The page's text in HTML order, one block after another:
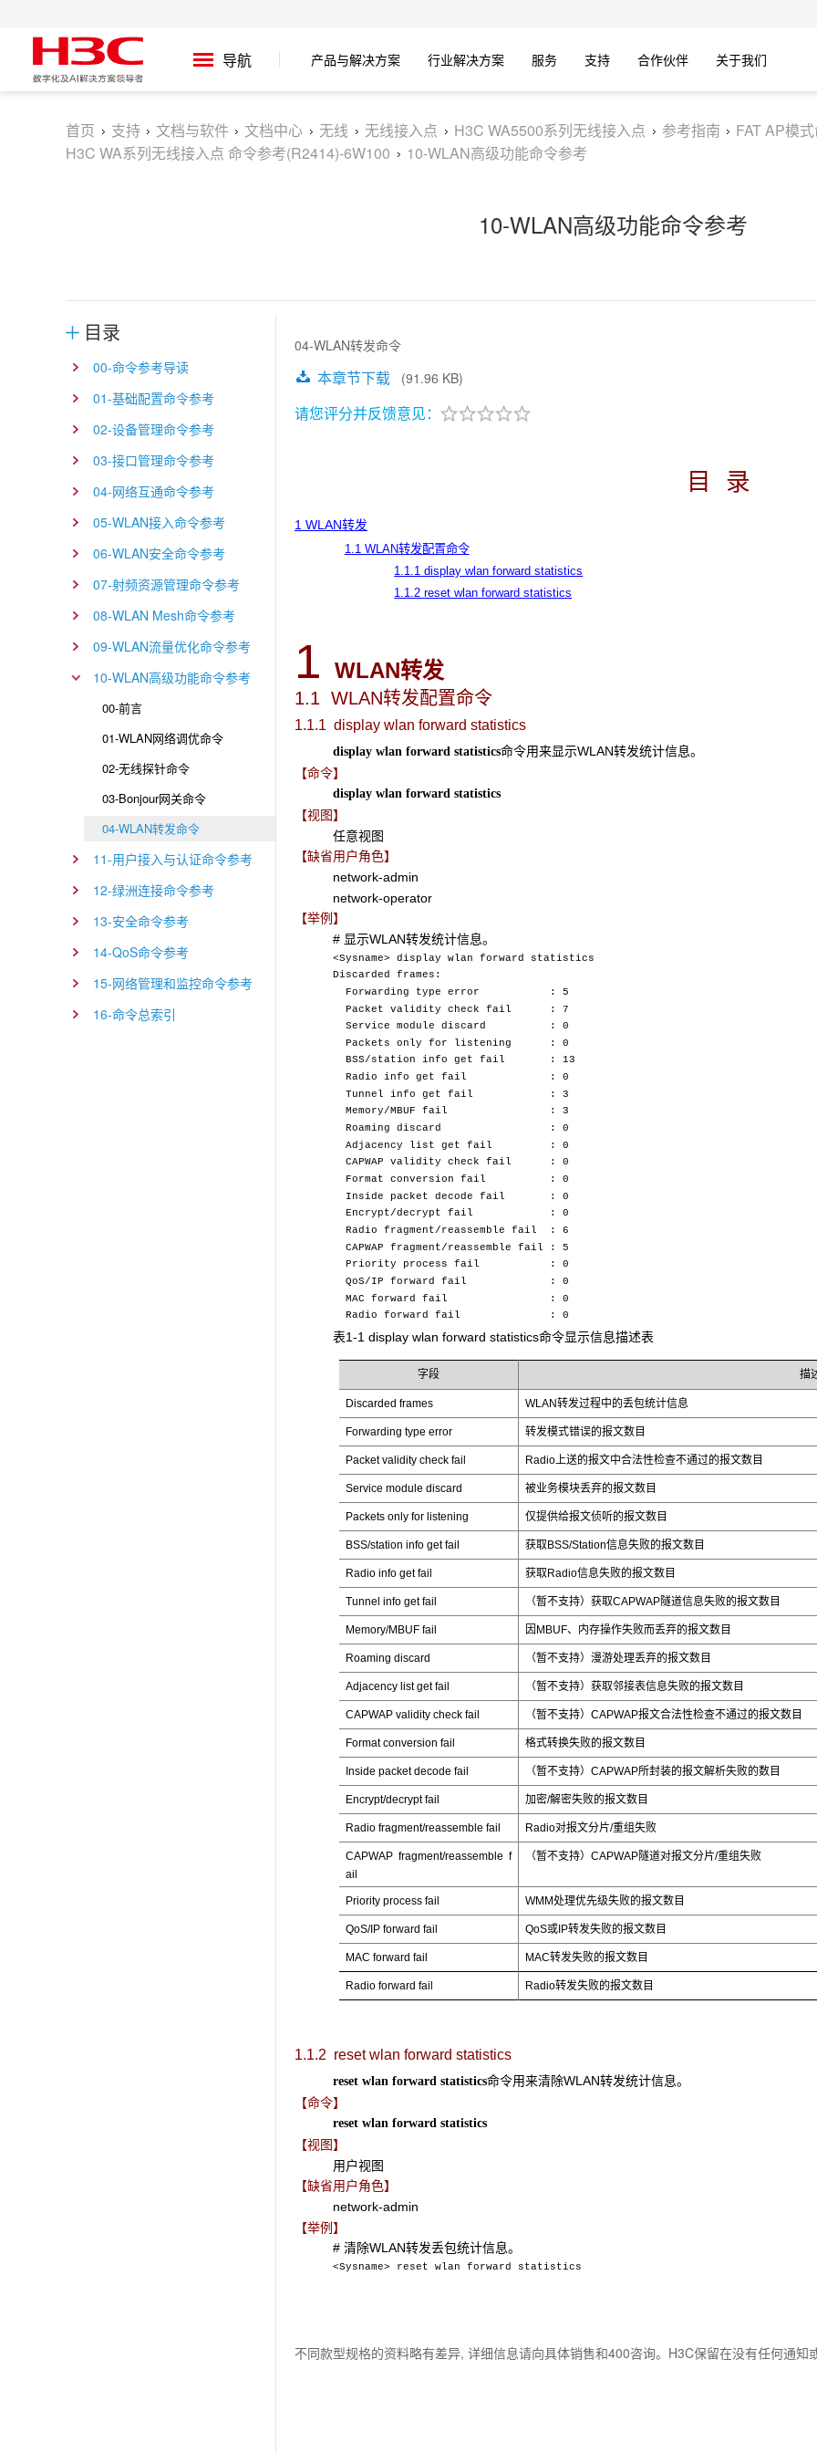
导航 产品与解决方案 行业解决方案 服务 支持 合作伙伴 关于我们
首页 支持 文档与软件 文档中心 无线 无线接入点 H3C WA5500系列无线接入点 参考指南
FAT AP模
H3C WA系列无线接入点 命令参考(R2414)-6W100
10-WLAN高级功能命令参考
10-WLAN高级功能命令参考
目录
00-命令参考导读
01-基础配置命令参考
02-设备管理命令参考
03-接口管理命令参考
04-网络互通命令参考
05-WLAN接入命令参考
06-WLAN安全命令参考
07-射频资源管理命令参考
08-WLAN Mesh命令参考
09-WLAN流量优化命令参考
10-WLAN高级功能命令参考
00-前言
01-WLAN网络调优命令
02-无线探针命令
03-Bonjour网关命令
04-WLAN转发命令
11-用户接入与认证命令参考
12-绿洲连接命令参考
13-安全命令参考
14-QoS命令参考
15-网络管理和监控命令参考
16-命令总索引
04-WLAN转发命令
本章节下载 (91.96 KB)
请您评分并反馈意见：
目 录
1 WLAN转发
1.1 WLAN转发配置命令
1.1.1 display wlan forward statistics
1.1.2 reset wlan forward statistics
1 WLAN转发
1.1 WLAN转发配置命令
1.1.1 display wlan forward statistics
display wlan forward statistics命令用来显示WLAN转发统计信息。
【命令】
display wlan forward statistics
【视图】
任意视图
【缺省用户角色】
network-admin
network-operator
【举例】
# 显示WLAN转发统计信息。
<Sysname> display wlan forward statistics
Discarded frames:
Forwarding type error : 5
Packet validity check fail : 7
Service module discard : 0
Packets only for listening : 0
BSS/station info get fail : 13
Radio info get fail : 0
Tunnel info get fail : 3
Memory/MBUF fail : 3
Roaming discard : 0
Adjacency list get fail : 0
CAPWAP validity check fail : 0
Format conversion fail : 0
Inside packet decode fail : 0
Encrypt/decrypt fail : 0
Radio fragment/reassemble fail : 6
CAPWAP fragment/reassemble fail : 5
Priority process fail : 0
QoS/IP forward fail : 0
MAC forward fail : 0
Radio forward fail : 0
表1-1 display wlan forward statistics命令显示信息描述表
字段 描
Discarded frames WLAN转发过程中的丢包统计信息
Forwarding type error 转发模式错误的报文数目
Packet validity check fail Radio上送的报文中合法性检查不通过的报文数目
Service module discard 被业务模块丢弃的报文数目
Packets only for listening 仅提供给报文侦听的报文数目
BSS/station info get fail 获取BSS/Station信息失败的报文数目
Radio info get fail 获取Radio信息失败的报文数目
Tunnel info get fail （暂不支持）获取CAPWAP隧道信息失败的报文数目
Memory/MBUF fail 因MBUF、内存操作失败而丢弃的报文数目
Roaming discard （暂不支持）漫游处理丢弃的报文数目
Adjacency list get fail （暂不支持）获取邻接表信息失败的报文数目
CAPWAP validity check fail （暂不支持）CAPWAP报文合法性检查不通过的报文数目
Format conversion fail 格式转换失败的报文数目
Inside packet decode fail （暂不支持）CAPWAP所封装的报文解析失败的数目
Encrypt/decrypt fail 加密/解密失败的报文数目
Radio fragment/reassemble fail Radio对报文分片/重组失败
CAPWAP fragment/reassemble f
ail
（暂不支持）CAPWAP隧道对报文分片/重组失败
Priority process fail WMM处理优先级失败的报文数目
QoS/IP forward fail QoS或IP转发失败的报文数目
MAC forward fail MAC转发失败的报文数目
Radio forward fail Radio转发失败的报文数目
1.1.2 reset wlan forward statistics
reset wlan forward statistics命令用来清除WLAN转发统计信息。
【命令】
reset wlan forward statistics
【视图】
用户视图
【缺省用户角色】
network-admin
【举例】
# 清除WLAN转发丢包统计信息。
<Sysname> reset wlan forward statistics
不同款型规格的资料略有差异, 详细信息请向具体销售和400咨询。H3C保留在没有任何通